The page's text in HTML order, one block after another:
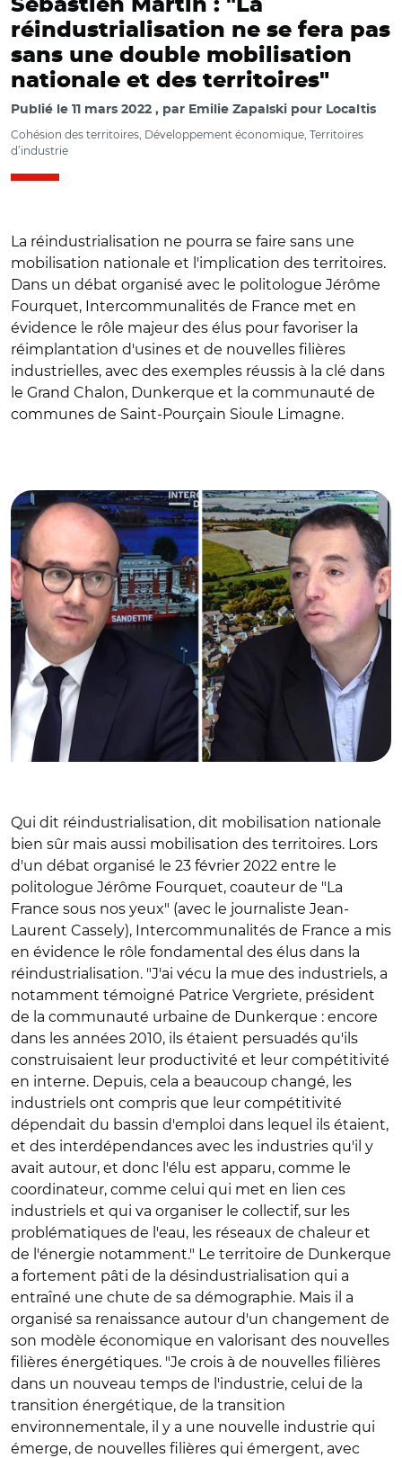
Sébastien Martin : "La
réindustrialisation ne se fera pas
sans une double mobilisation
nationale et des territoires"
Publié le 11 mars 2022 par Emilie Zapalski pour Localtis
Cohésion des territoires, Développement économique, Territoires
d’industrie
La réindustrialisation ne pourra se faire sans une
mobilisation nationale et l'implication des territoires.
Dans un débat organisé avec le politologue Jérôme
Fourquet, Intercommunalités de France met en
évidence le rôle majeur des élus pour favoriser la
réimplantation d'usines et de nouvelles filières
industrielles, avec des exemples réussis à la clé dans
le Grand Chalon, Dunkerque et la communauté de
communes de Saint-Pourçain Sioule Limagne.
Qui dit réindustrialisation, dit mobilisation nationale
bien sûr mais aussi mobilisation des territoires. Lors
d'un débat organisé le 23 février 2022 entre le
politologue Jérôme Fourquet, coauteur de "La
France sous nos yeux" (avec le journaliste Jean-
Laurent Cassely), Intercommunalités de France a mis
en évidence le rôle fondamental des élus dans la
réindustrialisation. "J'ai vécu la mue des industriels, a
notamment témoigné Patrice Vergriete, président
de la communauté urbaine de Dunkerque : encore
dans les années 2010, ils étaient persuadés qu'ils
construisaient leur productivité et leur compétitivité
en interne. Depuis, cela a beaucoup changé, les
industriels ont compris que leur compétitivité
dépendait du bassin d'emploi dans lequel ils étaient,
et des interdépendances avec les industries qu'il y
avait autour, et donc l'élu est apparu, comme le
coordinateur, comme celui qui met en lien ces
industriels et qui va organiser le collectif, sur les
problématiques de l'eau, les réseaux de chaleur et
de l'énergie notamment." Le territoire de Dunkerque
a fortement pâti de la désindustrialisation qui a
entraîné une chute de sa démographie. Mais il a
organisé sa renaissance autour d'un changement de
son modèle économique en valorisant des nouvelles
filières énergétiques. "Je crois à de nouvelles filières
dans un nouveau temps de l'industrie, celui de la
transition énergétique, de la transition
environnementale, il y a une nouvelle industrie qui
émerge, de nouvelles filières qui émergent, avec